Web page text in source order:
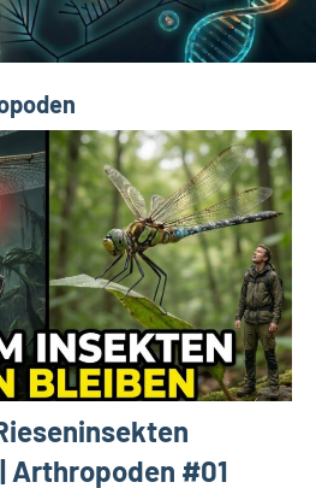
Arthropoden #01